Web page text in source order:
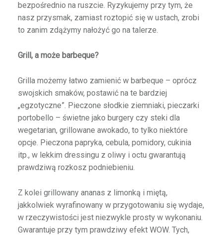
bezpośrednio na ruszcie. Ryzykujemy przy tym, że
nasz przysmak, zamiast roztopić się w ustach, zrobi
to zanim zdążymy nałożyć go na talerze.
Grill, a może barbeque?
Grilla możemy łatwo zamienić w barbeque – oprócz
swojskich smaków, postawić na te bardziej
„egzotyczne”. Pieczone słodkie ziemniaki, pieczarki
portobello – świetne jako burgery czy steki dla
wegetarian, grillowane awokado, to tylko niektóre
opcje. Pieczona papryka, cebula, pomidory, cukinia
itp., w lekkim dressingu z oliwy i octu gwarantują
prawdziwą rozkosz podniebieniu.
Z kolei grillowany ananas z limonką i miętą,
jakkolwiek wyrafinowany w przygotowaniu się wydaje,
w rzeczywistości jest niezwykle prosty w wykonaniu.
Gwarantuje przy tym prawdziwy efekt WOW. Tych,